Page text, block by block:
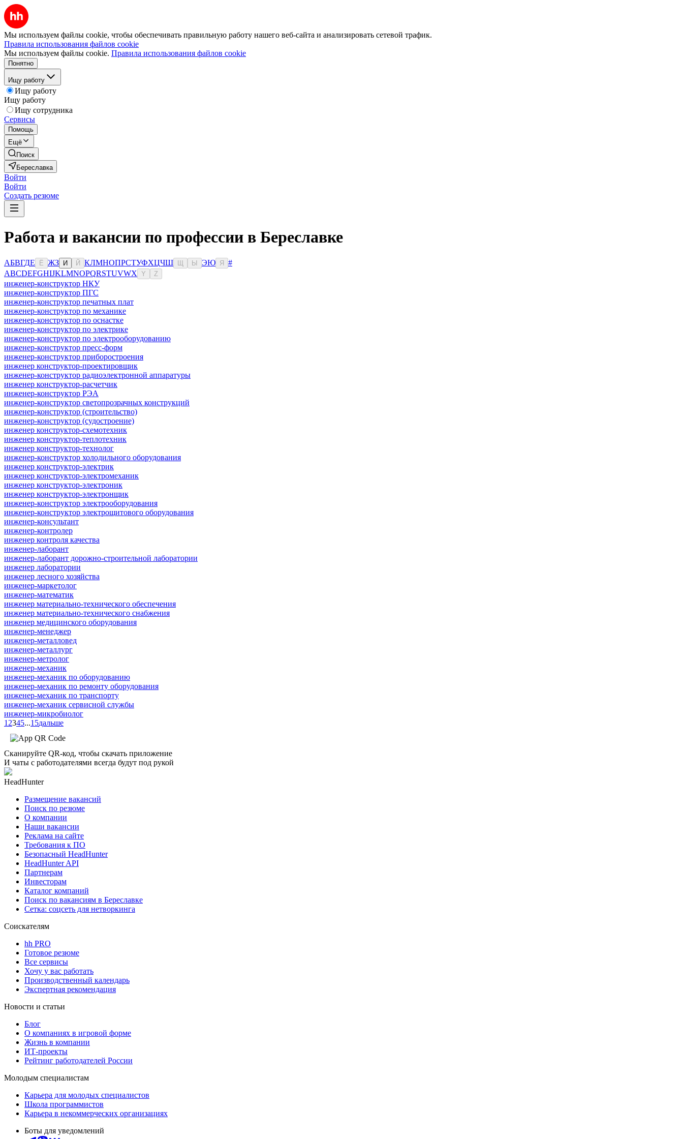
Мы используем файлы cookie, чтобы обеспечивать правильную работу нашего веб-сайта и анализировать сетевой трафик.
Правила использования файлов cookie
Мы используем файлы cookie. Правила использования файлов cookie
Понятно
Ищу работу
Ищу работу
Ищу работу
Ищу сотрудника
Сервисы
Помощь
Ещё
Поиск
Береславка
Войти
Войти
Создать резюме
Работа и вакансии по профессии в Береславке
АБВГДЕ Ё ЖЗ И Й КЛМНОПРСТУФХЦЧШ Ы ЭЮ Я
#
ABCDEFGHIJKLMNOPQRSTUVWX Y Z
инженер-конструктор НКУ
инженер-конструктор ПГС
инженер-конструктор печатных плат
инженер-конструктор по механике
инженер-конструктор по оснастке
инженер-конструктор по электрике
инженер-конструктор по электрооборудованию
инженер-конструктор пресс-форм
инженер-конструктор приборостроения
инженер конструктор-проектировщик
инженер-конструктор радиоэлектронной аппаратуры
инженер конструктор-расчетчик
инженер-конструктор РЭА
инженер-конструктор светопрозрачных конструкций
инженер-конструктор (строительство)
инженер-конструктор (судостроение)
инженер конструктор-схемотехник
инженер конструктор-теплотехник
инженер конструктор-технолог
инженер-конструктор холодильного оборудования
инженер конструктор-электрик
инженер конструктор-электромеханик
инженер конструктор-электроник
инженер конструктор-электронщик
инженер-конструктор электрооборудования
инженер-конструктор электрощитового оборудования
инженер-консультант
инженер-контролер
инженер контроля качества
инженер-лаборант
инженер-лаборант дорожно-строительной лаборатории
инженер лаборатории
инженер лесного хозяйства
инженер-маркетолог
инженер-математик
инженер материально-технического обеспечения
инженер материально-технического снабжения
инженер медицинского оборудования
инженер-менеджер
инженер-металловед
инженер-металлург
инженер-метролог
инженер-механик
инженер-механик по оборудованию
инженер-механик по ремонту оборудования
инженер-механик по транспорту
инженер-механик сервисной службы
инженер-микробиолог
1 2345...15дальше
Сканируйте QR-код, чтобы скачать приложение
И чаты с работодателями всегда будут под рукой
HeadHunter
Размещение вакансий
Поиск по резюме
О компании
Наши вакансии
Реклама на сайте
Требования к ПО
Безопасный HeadHunter
HeadHunter API
Партнерам
Инвесторам
Каталог компаний
Поиск по вакансиям в Береславке
Сетка: соцсеть для нетворкинга
Соискателям
hh PRO
Готовое резюме
Все сервисы
Хочу у вас работать
Производственный календарь
Экспертная рекомендация
Новости и статьи
Блог
О компаниях в игровой форме
Жизнь в компании
ИТ-проекты
Рейтинг работодателей России
Молодым специалистам
Карьера для молодых специалистов
Школа программистов
Карьера в некоммерческих организациях
Боты для уведомлений